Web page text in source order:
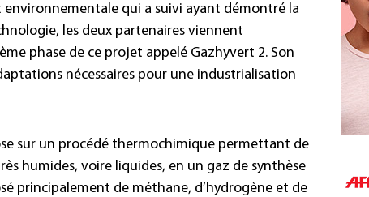
qui a suivi ayant démontré la
les deux partenaires viennent
phase de ce projet appelé Gazhyvert 2. Son
nécessaires pour une industrialisation
sur un procédé thermochimique permettant de
humides, voire liquides, en un gaz de synthèse
principalement de méthane, d’hydrogène et de